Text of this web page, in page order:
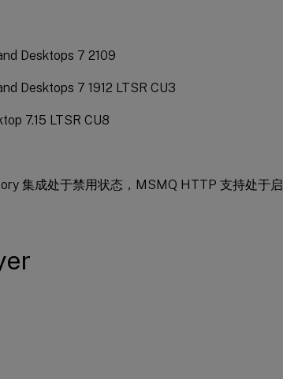
Desktops 7 2109
Desktops 7 1912 LTSR CU3
7.15 LTSR CU8
集成处于禁用状态，MSMQ HTTP 支持处于启